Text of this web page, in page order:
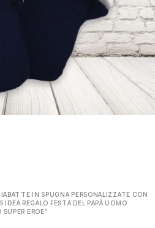
IN SPUGNA PERSONALIZZATE CON
REGALO FESTA DEL PAPÀ UOMO
EROE”